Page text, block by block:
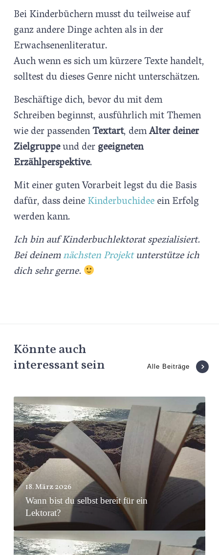
Bei Kinderbüchern musst du teilweise auf
ganz andere Dinge achten als in der
Erwachsenenliteratur.
Auch wenn es sich um kürzere Texte handelt,
solltest du dieses Genre nicht unterschätzen.
Beschäftige dich, bevor du mit dem
Schreiben beginnst, ausführlich mit Themen
wie der passendenTextart, demAlter deiner
Zielgruppeund dergeeigneten
Erzählperspektive.
Mit einer guten Vorarbeit legst du die Basis
dafür, dass deineKinderbuchideeein Erfolg
werden kann.
Ich bin auf Kinderbuchlektorat spezialisiert.
Bei deinemnächsten Projektunterstütze ich
dich sehr gerne.
Könnte auch
interessant sein
Alle Beiträge
W
a
n
n
b
i
s
u
s
18. März 2026
Wann bist du selbst bereit für ein
Lektorat?
M
e